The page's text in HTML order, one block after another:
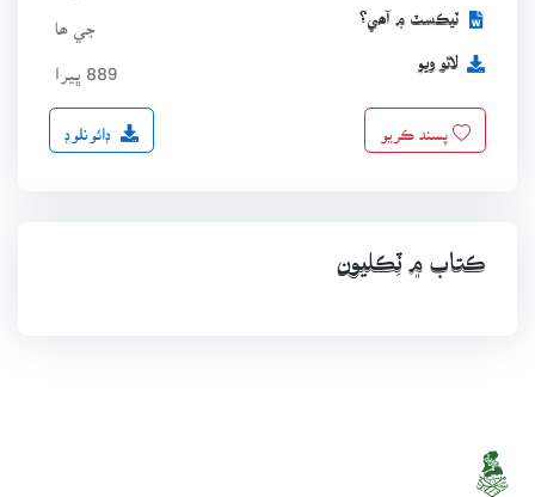
ٽيڪسٽ ۾ آھي؟ جي ھا
لاٿو ويو 889 ڀيرا
پسند ڪريو ڊائونلوڊ
ڪتاب ۾ ٽِڪليون